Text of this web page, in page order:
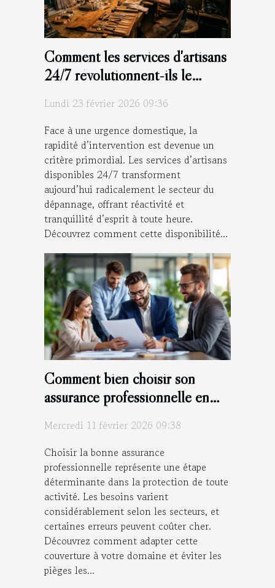
Comment les services d'artisans
24/7 révolutionnent-ils le
Lundi 23 février 2026 09:36
Face à une urgence domestique, la
rapidité d’intervention est devenue un
critère primordial. Les services d’artisans
disponibles 24/7 transforment
aujourd’hui radicalement le secteur du
dépannage, offrant réactivité et
tranquillité d’esprit à toute heure.
Découvrez comment cette disponibilité...
Comment bien choisir son
assurance professionnelle en
d'activité ?
Mercredi 11 février 2026 09:38
Choisir la bonne assurance
professionnelle représente une étape
déterminante dans la protection de toute
activité. Les besoins varient
considérablement selon les secteurs, et
certaines erreurs peuvent coûter cher.
Découvrez comment adapter cette
couverture à votre domaine et éviter les
pièges les...